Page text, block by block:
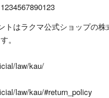
トはラクマ公式ショップの株
。
law/kau/
law/kau/#return_policy